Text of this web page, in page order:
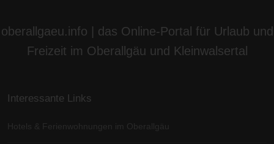
oberallgaeu.info | das Online-Portal für Urlaub und
Freizeit im Oberallgäu und Kleinwalsertal
Interessante Links
Hotels & Ferienwohnungen im Oberallgäu